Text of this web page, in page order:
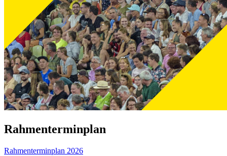
Rahmenterminplan
Rahmenterminplan 2026